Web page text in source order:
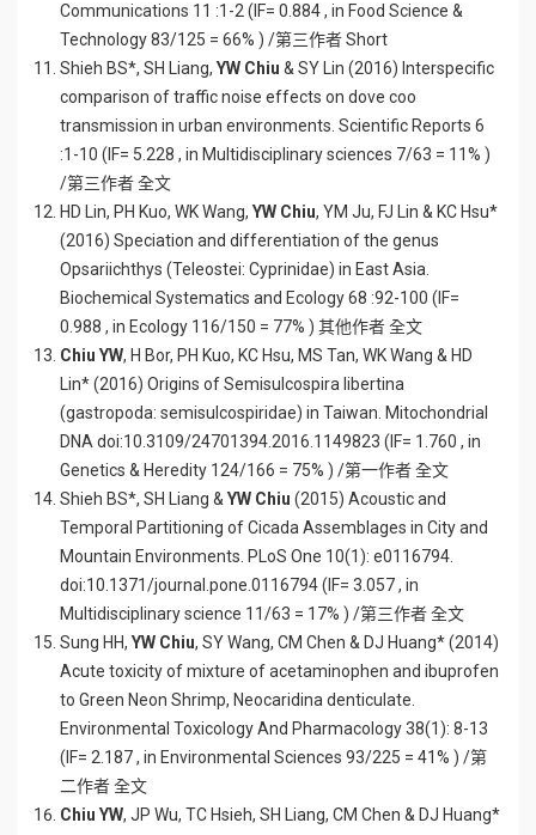
Communications 11 :1-2 (IF= 0.884 , in Food Science &
Technology 83/125 = 66% ) /第三作者 Short
Shieh BS*, SH Liang, YW Chiu & SY Lin (2016) Interspecific
comparison of traffic noise effects on dove coo
transmission in urban environments. Scientific Reports 6
:1-10 (IF= 5.228 , in Multidisciplinary sciences 7/63 = 11% )
/第三作者 全文
HD Lin, PH Kuo, WK Wang, YW Chiu, YM Ju, FJ Lin & KC Hsu*
(2016) Speciation and differentiation of the genus
Opsariichthys (Teleostei: Cyprinidae) in East Asia.
Biochemical Systematics and Ecology 68 :92-100 (IF=
0.988 , in Ecology 116/150 = 77% ) 其他作者 全文
Chiu YW, H Bor, PH Kuo, KC Hsu, MS Tan, WK Wang & HD
Lin* (2016) Origins of Semisulcospira libertina
(gastropoda: semisulcospiridae) in Taiwan. Mitochondrial
DNA doi:10.3109/24701394.2016.1149823 (IF= 1.760 , in
Genetics & Heredity 124/166 = 75% ) /第一作者 全文
Shieh BS*, SH Liang & YW Chiu (2015) Acoustic and
Temporal Partitioning of Cicada Assemblages in City and
Mountain Environments. PLoS One 10(1): e0116794.
doi:10.1371/journal.pone.0116794 (IF= 3.057 , in
Multidisciplinary science 11/63 = 17% ) /第三作者 全文
Sung HH, YW Chiu, SY Wang, CM Chen & DJ Huang* (2014)
Acute toxicity of mixture of acetaminophen and ibuprofen
to Green Neon Shrimp, Neocaridina denticulate.
Environmental Toxicology And Pharmacology 38(1): 8-13
(IF= 2.187 , in Environmental Sciences 93/225 = 41% ) /第
二作者 全文
Chiu YW, JP Wu, TC Hsieh, SH Liang, CM Chen & DJ Huang*